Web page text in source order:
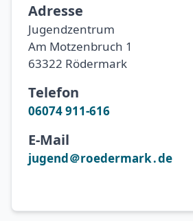
Adresse
Jugendzentrum
Am Motzenbruch 1
63322 Rödermark
Telefon
06074 911-616
E-Mail
jugend＠roedermark․de